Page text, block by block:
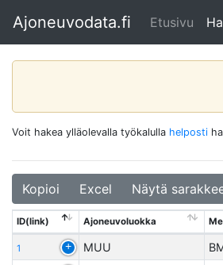
Ajoneuvodata.fi Etusivu
Voit hakea ylläolevalla työkalulla helposti
Kopioi Excel Näytä
ID(link) Ajoneuvoluokka
1 MUU